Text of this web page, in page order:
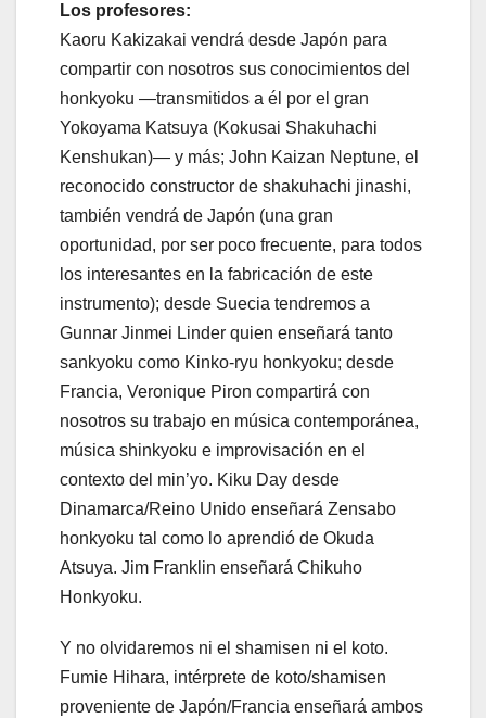
Los profesores:
Kaoru Kakizakai vendrá desde Japón para
compartir con nosotros sus conocimientos del
honkyoku —transmitidos a él por el gran
Yokoyama Katsuya (Kokusai Shakuhachi
Kenshukan)— y más; John Kaizan Neptune, el
reconocido constructor de shakuhachi jinashi,
también vendrá de Japón (una gran
oportunidad, por ser poco frecuente, para todos
los interesantes en la fabricación de este
instrumento); desde Suecia tendremos a
Gunnar Jinmei Linder quien enseñará tanto
sankyoku como Kinko-ryu honkyoku; desde
Francia, Veronique Piron compartirá con
nosotros su trabajo en música contemporánea,
música shinkyoku e improvisación en el
contexto del min’yo. Kiku Day desde
Dinamarca/Reino Unido enseñará Zensabo
honkyoku tal como lo aprendió de Okuda
Atsuya. Jim Franklin enseñará Chikuho
Honkyoku.
Y no olvidaremos ni el shamisen ni el koto.
Fumie Hihara, intérprete de koto/shamisen
proveniente de Japón/Francia enseñará ambos